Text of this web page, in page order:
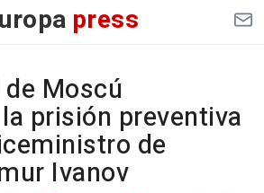
press
Moscú
prisión preventiva
de
Ivanov